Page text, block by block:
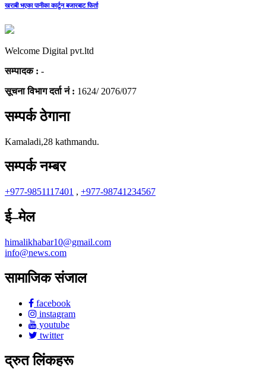
खराबी भएका पानीका कार्टुन बजारबाट फिर्ता
Welcome Digital pvt.ltd
सम्पादक : -
सूचना विभाग दर्ता नं : 1624/ 2076/077
सम्पर्क ठेगाना
Kamaladi,28 kathmandu.
सम्पर्क नम्बर
+977-9851117401 , +977-98741234567
ई–मेल
himalikhabar10@gmail.com
info@news.com
सामाजिक संजाल
facebook
instagram
youtube
twitter
द्रुत लिंकहरू